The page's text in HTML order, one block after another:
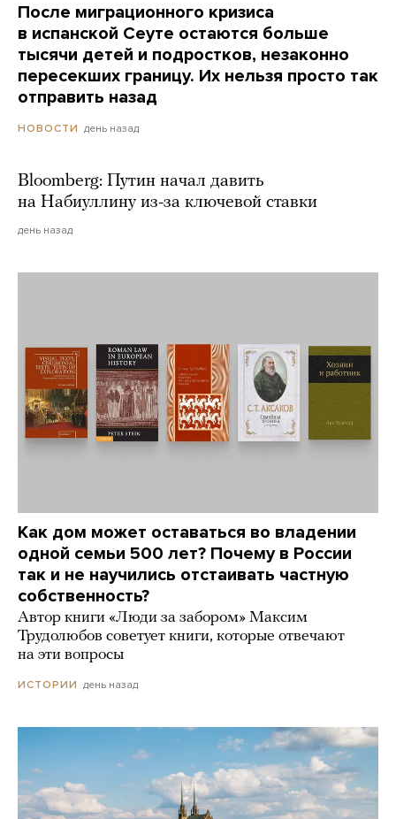
После миграционного кризиса
в испанской Сеуте остаются больше
тысячи детей и подростков, незаконно
пересекших границу. Их нельзя просто так
отправить назад
НОВОСТИ день назад
Bloomberg: Путин начал давить
на Набиуллину из-за ключевой ставки
день назад
Как дом может оставаться во владении
одной семьи 500 лет? Почему в России
так и не научились отстаивать частную
собственность?
Автор книги «Люди за забором» Максим
Трудолюбов советует книги, которые отвечают
на эти вопросы
ИСТОРИИ день назад